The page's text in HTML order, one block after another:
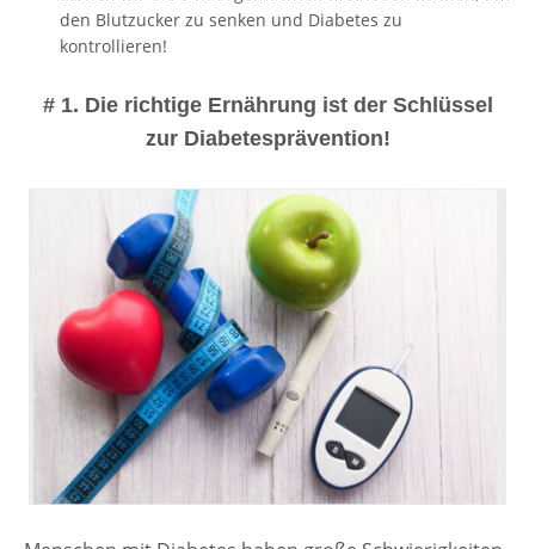
den Blutzucker zu senken und Diabetes zu
kontrollieren!
# 1. Die richtige Ernährung ist der Schlüssel
zur Diabetesprävention!